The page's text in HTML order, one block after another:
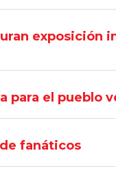
exposición
para el pueblo
fanáticos